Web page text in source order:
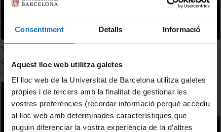
Consentiment Detalls Informació
Aquest lloc web utilitza galetes
El lloc web de la Universitat de Barcelona utilitza galetes
pròpies i de tercers amb la finalitat de gestionar les
vostres preferències (recordar informació perquè accediu
al lloc web amb determinades característiques que
puguin diferenciar la vostra experiència de la d’altres
Taula de debat 'Monacat i urbanisme: dones construint la
ciutat medieval.'